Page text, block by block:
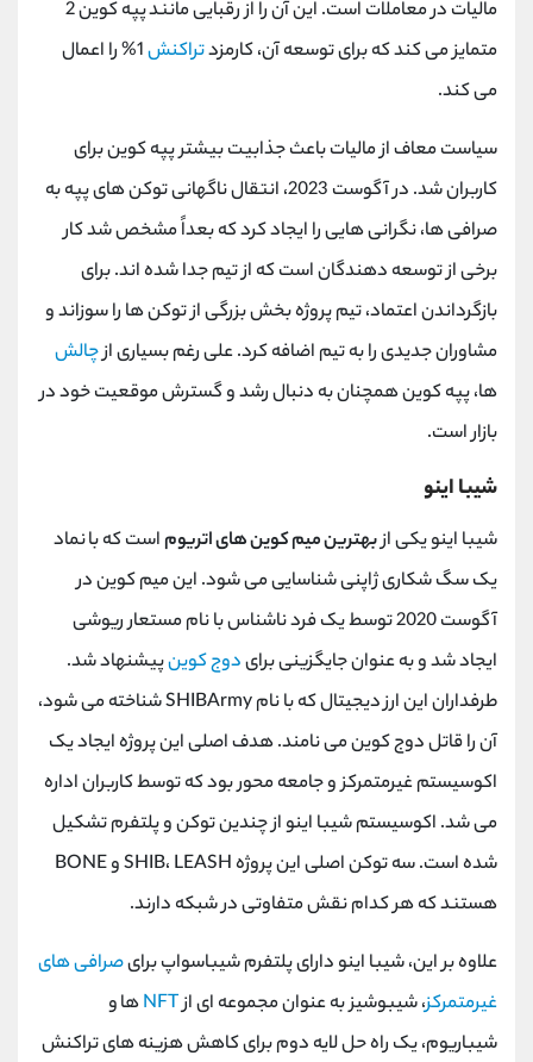
مالیات در معاملات است. این آن را از رقبایی مانند پپه کوین 2
متمایز می کند که برای توسعه آن، کارمزدتراکنش 1% را اعمال
می کند.
سیاست معاف از مالیات باعث جذابیت بیشتر پپه کوین برای
کاربران شد. در آگوست 2023، انتقال ناگهانی توکن ‌های پپه به
صرافی ‌ها، نگرانی ‌هایی را ایجاد کرد که بعداً مشخص شد کار
برخی از توسعه ‌دهندگان است که از تیم جدا شده ‌اند. برای
بازگرداندن اعتماد، تیم پروژه بخش بزرگی از توکن ها را سوزاند و
مشاوران جدیدی را به تیم اضافه کرد. علی رغم بسیاری ازچالش
ها، پپه کوین همچنان به دنبال رشد و گسترش موقعیت خود در
بازار است.
شیبا اینو
شیبا اینو یکی ازبهترین میم کوین های اتریوماست که با نماد
یک سگ شکاری ژاپنی شناسایی می شود. این میم کوین در
آگوست 2020 توسط یک فرد ناشناس با نام مستعار ریوشی
ایجاد شد و به عنوان جایگزینی برایدوج کوینپیشنهاد شد.
طرفداران این ارز دیجیتال که با نام SHIBArmy شناخته می شود،
آن را قاتل دوج کوین می نامند. هدف اصلی این پروژه ایجاد یک
اکوسیستم غیرمتمرکز و جامعه محور بود که توسط کاربران اداره
می شد. اکوسیستم شیبا اینو از چندین توکن و پلتفرم تشکیل
شده است. سه توکن اصلی این پروژه SHIB، LEASH و BONE
هستند که هر کدام نقش متفاوتی در شبکه دارند.
علاوه بر این، شیبا اینو دارای پلتفرم شیباسواپ برایصرافی های
غیرمتمرکز، شیبوشیز به عنوان مجموعه ای ازNFTها و
شیباریوم، یک راه حل لایه دوم برای کاهش هزینه های تراکنش